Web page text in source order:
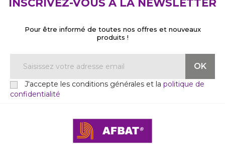
INSCRIVEZ-VOUS À LA NEWSLETTER
Pour être informé de toutes nos offres et nouveaux
produits !
J'accepte les conditions générales et la politique de
confidentialité